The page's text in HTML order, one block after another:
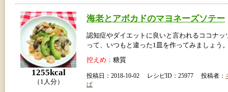
1255kcal
（1人分）
海老とアボカドのマヨネーズソテー
認知症やダイエットに良いと言われるココナッ
って、いつもと違った1皿を作ってみましょう
控えめ： 糖質
投稿日：2018-10-02 レシピID：25977 投稿者：
ぱ